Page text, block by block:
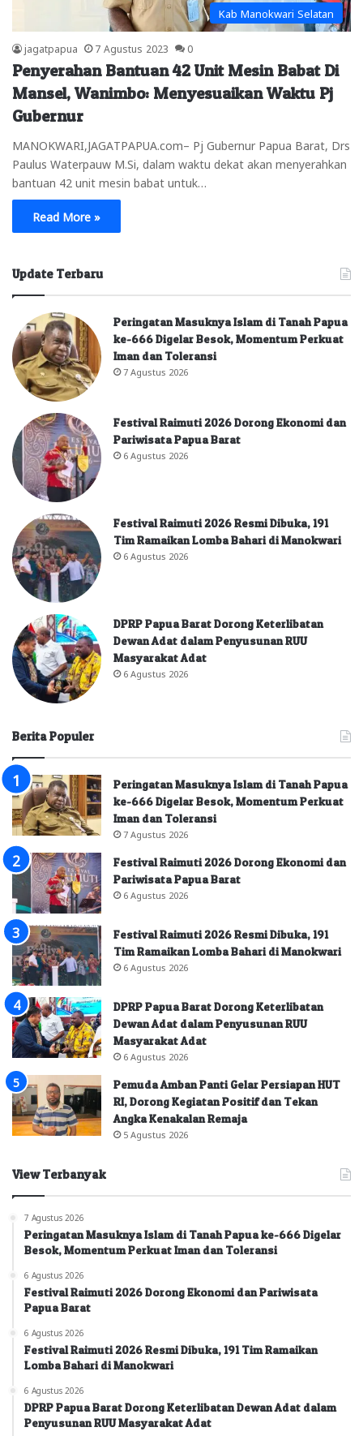
Kab Manokwari Selatan
jagatpapua 7 Agustus 2023 0
Penyerahan Bantuan 42 Unit Mesin Babat Di
Mansel, Wanimbo: Menyesuaikan Waktu Pj
Gubernur
MANOKWARI,JAGATPAPUA.com– Pj Gubernur Papua Barat, Drs
Paulus Waterpauw M.Si, dalam waktu dekat akan menyerahkan
bantuan 42 unit mesin babat untuk…
Read More »
Update Terbaru
Peringatan Masuknya Islam di Tanah Papua
ke-666 Digelar Besok, Momentum Perkuat
Iman dan Toleransi
7 Agustus 2026
Festival Raimuti 2026 Dorong Ekonomi dan
Pariwisata Papua Barat
6 Agustus 2026
Festival Raimuti 2026 Resmi Dibuka, 191
Tim Ramaikan Lomba Bahari di Manokwari
6 Agustus 2026
DPRP Papua Barat Dorong Keterlibatan
Dewan Adat dalam Penyusunan RUU
Masyarakat Adat
6 Agustus 2026
Berita Populer
Peringatan Masuknya Islam di Tanah Papua
ke-666 Digelar Besok, Momentum Perkuat
Iman dan Toleransi
7 Agustus 2026
Festival Raimuti 2026 Dorong Ekonomi dan
Pariwisata Papua Barat
6 Agustus 2026
Festival Raimuti 2026 Resmi Dibuka, 191
Tim Ramaikan Lomba Bahari di Manokwari
6 Agustus 2026
DPRP Papua Barat Dorong Keterlibatan
Dewan Adat dalam Penyusunan RUU
Masyarakat Adat
6 Agustus 2026
Pemuda Amban Panti Gelar Persiapan HUT
RI, Dorong Kegiatan Positif dan Tekan
Angka Kenakalan Remaja
5 Agustus 2026
View Terbanyak
7 Agustus 2026
Peringatan Masuknya Islam di Tanah Papua ke-666 Digelar
Besok, Momentum Perkuat Iman dan Toleransi
6 Agustus 2026
Festival Raimuti 2026 Dorong Ekonomi dan Pariwisata
Papua Barat
6 Agustus 2026
Festival Raimuti 2026 Resmi Dibuka, 191 Tim Ramaikan
Lomba Bahari di Manokwari
6 Agustus 2026
DPRP Papua Barat Dorong Keterlibatan Dewan Adat dalam
Penyusunan RUU Masyarakat Adat